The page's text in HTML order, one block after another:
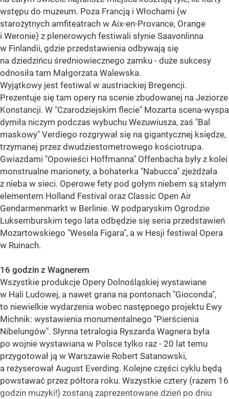
wstępu do muzeum. Poza Francją i Włochami (w
starożytnych amfiteatrach w Aix-en-Provance, Orange
i Weronie) z plenerowych festiwali słynie Saavonlinna
w Finlandii, gdzie przedstawienia odbywają się
na dziedzińcu średniowiecznego zamku - duże sukcesy
odnosiła tam Małgorzata Walewska.
Wyjątkowy jest festiwal w austriackiej Bregencji.
Prezentuje się tam opery na scenie zbudowanej na Jeziorze
Konstancji. W "Czarodziejskim flecie" Mozarta scena-wyspa
dymiła niczym podczas wybuchu Wezuwiusza, zaś "Bal
maskowy" Verdiego rozgrywał się na gigantycznej księdze,
trzymanej przez dwudziestometrowego kościotrupa.
Gwiazdami "Opowieści Hoffmanna" Offenbacha były z kolei
monstrualne marionety, a bohaterka "Nabucca" zjeżdżała
z nieba w sieci. Operowe fety pod gołym niebem są stałym
elementem Holland Festival oraz Classic Open Air
Gendarmenmarkt w Berlinie. W podparyskim Ogrodzie
Luksemburskim tego lata odbędzie się seria przedstawień
Mozartowskiego "Wesela Figara", a w Hesji festiwal Opera
w Ruinach.
16 godzin z Wagnerem
Wszystkie produkcje Opery Dolnośląskiej wystawiane
w Hali Ludowej, a nawet grana na pontonach "Gioconda",
to niewielkie wydarzenia wobec następnego projektu Ewy
Michnik: wystawienia monumentalnego "Pierścienia
Nibelungów". Słynna tetralogia Ryszarda Wagnera była
po wojnie wystawiana w Polsce tylko raz - 20 lat temu
przygotował ją w Warszawie Robert Satanowski,
a reżyserował August Everding. Kolejne części cyklu będą
powstawać przez półtora roku. Wszystkie cztery (razem 16
godzin muzyki!) zostaną zaprezentowane dzień po dniu